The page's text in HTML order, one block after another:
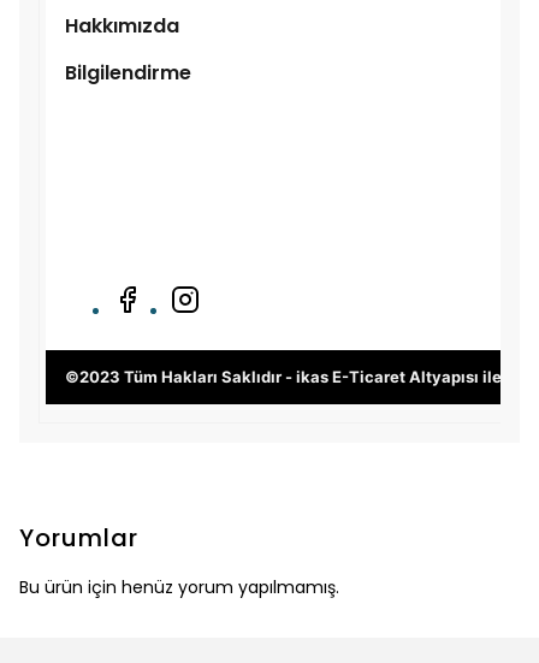
Hakkımızda
Bilgilendirme
©2023 Tüm Hakları Saklıdır - ikas E-TicaretAltyapısı ile
Yorumlar
Bu ürün için henüz yorum yapılmamış.